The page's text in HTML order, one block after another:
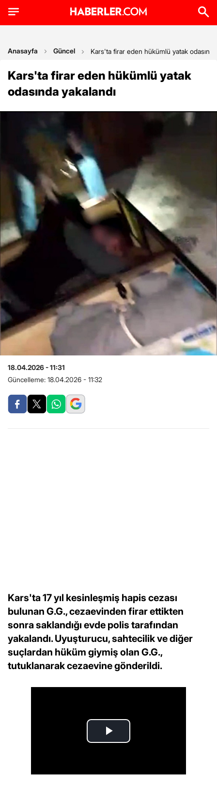
Anasayfa Güncel Kars'ta firar eden hükümlü yatak odasında
Kars'ta firar eden hükümlü yatak
odasında yakalandı
18.04.2026 - 11:31
Güncelleme: 18.04.2026 - 11:32
Kars'ta 17 yıl kesinleşmiş hapis cezası
bulunan G.G., cezaevinden firar ettikten
sonra saklandığı evde polis tarafından
yakalandı. Uyuşturucu, sahtecilik ve diğer
suçlardan hüküm giymiş olan G.G.,
tutuklanarak cezaevine gönderildi.